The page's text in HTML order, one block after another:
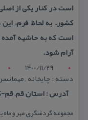
است در كنار یكی از
كشور. به لحاظ فرم،
است كه به حاشیه
آرام شود.
1400/11/29
دسته : چایخانه ,
آدرس : استان قم, قم-كیلومتر ۶
مجموعه گردشگری مهر و